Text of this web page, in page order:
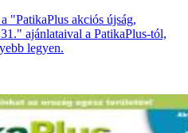
"PatikaPlus akciós újság,
ajánlataival a PatikaPlus-tól,
legyen.